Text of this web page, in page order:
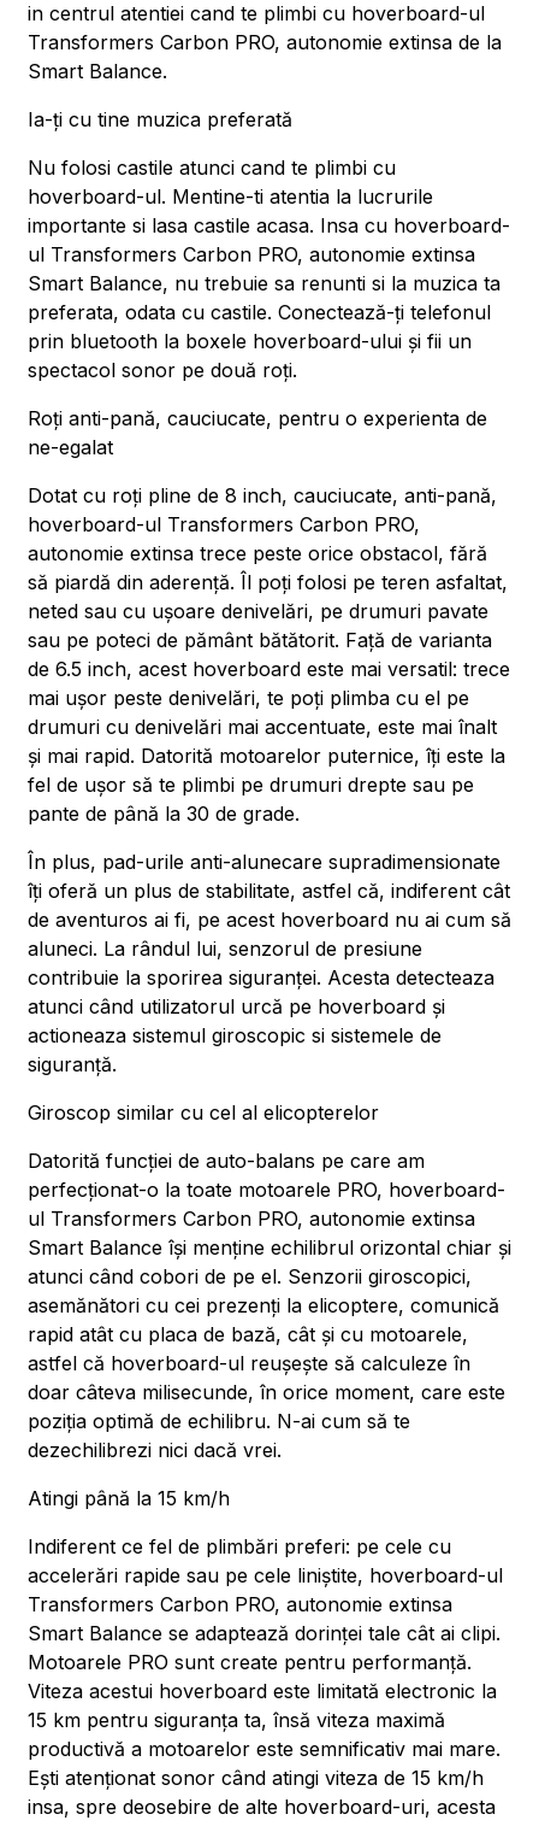
in centrul atentiei cand te plimbi cu hoverboard-ul
Transformers Carbon PRO, autonomie extinsa de la
Smart Balance.
Ia-ți cu tine muzica preferată
Nu folosi castile atunci cand te plimbi cu
hoverboard-ul. Mentine-ti atentia la lucrurile
importante si lasa castile acasa. Insa cu hoverboard-
ul Transformers Carbon PRO, autonomie extinsa
Smart Balance, nu trebuie sa renunti si la muzica ta
preferata, odata cu castile. Conectează-ți telefonul
prin bluetooth la boxele hoverboard-ului și fii un
spectacol sonor pe două roți.
Roți anti-pană, cauciucate, pentru o experienta de
ne-egalat
Dotat cu roți pline de 8 inch, cauciucate, anti-pană,
hoverboard-ul Transformers Carbon PRO,
autonomie extinsa trece peste orice obstacol, fără
să piardă din aderență. Îl poți folosi pe teren asfaltat,
neted sau cu ușoare denivelări, pe drumuri pavate
sau pe poteci de pământ bătătorit. Față de varianta
de 6.5 inch, acest hoverboard este mai versatil: trece
mai ușor peste denivelări, te poți plimba cu el pe
drumuri cu denivelări mai accentuate, este mai înalt
și mai rapid. Datorită motoarelor puternice, îți este la
fel de ușor să te plimbi pe drumuri drepte sau pe
pante de până la 30 de grade.
În plus, pad-urile anti-alunecare supradimensionate
îți oferă un plus de stabilitate, astfel că, indiferent cât
de aventuros ai fi, pe acest hoverboard nu ai cum să
aluneci. La rândul lui, senzorul de presiune
contribuie la sporirea siguranței. Acesta detecteaza
atunci când utilizatorul urcă pe hoverboard și
actioneaza sistemul giroscopic si sistemele de
siguranță.
Giroscop similar cu cel al elicopterelor
Datorită funcției de auto-balans pe care am
perfecționat-o la toate motoarele PRO, hoverboard-
ul Transformers Carbon PRO, autonomie extinsa
Smart Balance își menține echilibrul orizontal chiar și
atunci când cobori de pe el. Senzorii giroscopici,
asemănători cu cei prezenți la elicoptere, comunică
rapid atât cu placa de bază, cât și cu motoarele,
astfel că hoverboard-ul reușește să calculeze în
doar câteva milisecunde, în orice moment, care este
poziția optimă de echilibru. N-ai cum să te
dezechilibrezi nici dacă vrei.
Atingi până la 15 km/h
Indiferent ce fel de plimbări preferi: pe cele cu
accelerări rapide sau pe cele liniștite, hoverboard-ul
Transformers Carbon PRO, autonomie extinsa
Smart Balance se adaptează dorinței tale cât ai clipi.
Motoarele PRO sunt create pentru performanță.
Viteza acestui hoverboard este limitată electronic la
15 km pentru siguranța ta, însă viteza maximă
productivă a motoarelor este semnificativ mai mare.
Ești atenționat sonor când atingi viteza de 15 km/h
insa, spre deosebire de alte hoverboard-uri, acesta